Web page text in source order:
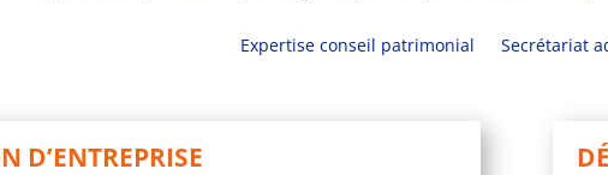
Expertise conseil patrimonial Secrétariat
D’ENTREPRISE